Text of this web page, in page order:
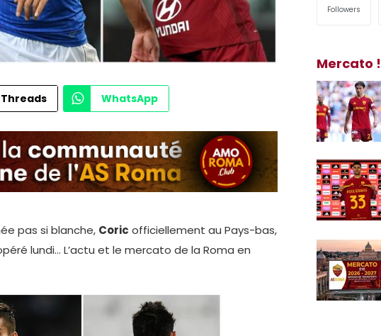
Threads WhatsApp
pas si blanche, Coric officiellement au Pays-bas,
lundi… L’actu et le mercato de la Roma en
Followers
Mercato !